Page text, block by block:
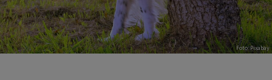
Foto: Pixabay